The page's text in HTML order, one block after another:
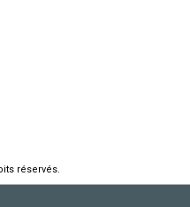
réservés.